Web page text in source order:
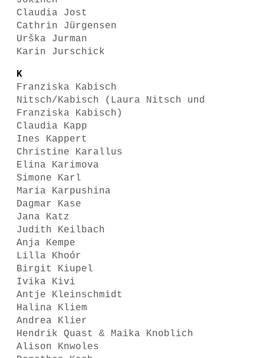
Claudia Jost
Cathrin Jürgensen
Urška Jurman
Karin Jurschick
K
Franziska Kabisch
Nitsch/Kabisch (Laura Nitsch und
Franziska Kabisch)
Claudia Kapp
Ines Kappert
Christine Karallus
Elina Karimova
Simone Karl
Maria Karpushina
Dagmar Kase
Jana Katz
Judith Keilbach
Anja Kempe
Lilla Khoór
Birgit Kiupel
Ivika Kivi
Antje Kleinschmidt
Halina Kliem
Andrea Klier
Hendrik Quast & Maika Knoblich
Alison Knwoles